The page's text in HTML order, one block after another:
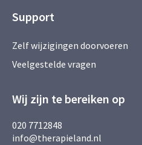
Support
Zelf wijzigingen doorvoeren
Veelgestelde vragen
Wij zijn te bereiken op
020 7712848
info@therapieland.nl